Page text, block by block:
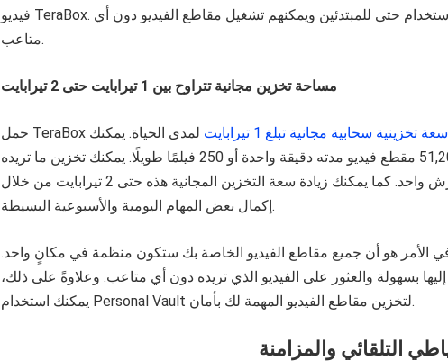
فيديو TeraBox. إنه سهل الاستخدام حتى للمبتدئين ويمكنهم تشغيل مقاطع الفيديو دون أي
متاعب.
مساحة تخزين مجانية تتراوح بين 1 تيرابايت حتى 2 تيرابايت
سعة تخزينية سحابية مجانية تبلغ 1 تيرابايت
لمدى الحياة. يمكنك
تخزين حوالي 51,200 مقطع فيديو مدته دقيقة واحدة أو 250 فيلمًا طويلًا. يمكنك تخزين ما تريده
دون دفع قرش واحد. كما يمكنك زيادة سعة التخزين المجانية هذه حتى 2 تيرابايت من خلال
إكمال بعض المهام اليومية والأسبوعية البسيطة.
الأمر هو أن جميع مقاطع الفيديو الخاصة بك ستكون منظمة في مكانٍ واحد.
بسهولة والعثور على الفيديو الذي تريده دون أي متاعب. وعلاوةً على ذلك،
يمكنك استخدام Personal Vault لتخزين مقاطع الفيديو المهمة لك بأمان.
التلقائي والمزامنة